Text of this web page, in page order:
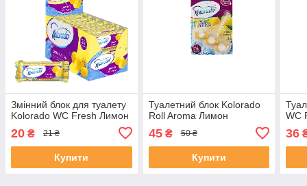
Змінний блок для туалету
Kolorado WC Fresh Лимон
20 ₴ 21 ₴
Купити
Туалетний блок Kolorado
Roll Aroma Лимон
45₴ 50 ₴
Купити
WC
36